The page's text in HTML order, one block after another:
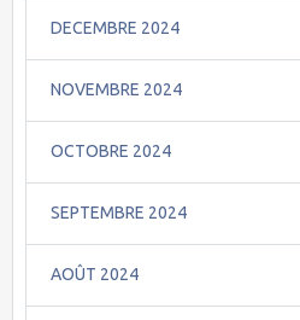
DECEMBRE 2024
NOVEMBRE 2024
OCTOBRE 2024
SEPTEMBRE 2024
AOÛT 2024